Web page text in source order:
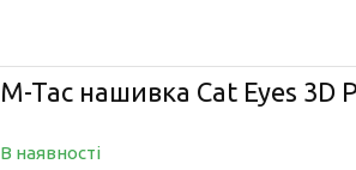
M-Tac нашивка Cat Eyes 3D
В наявності